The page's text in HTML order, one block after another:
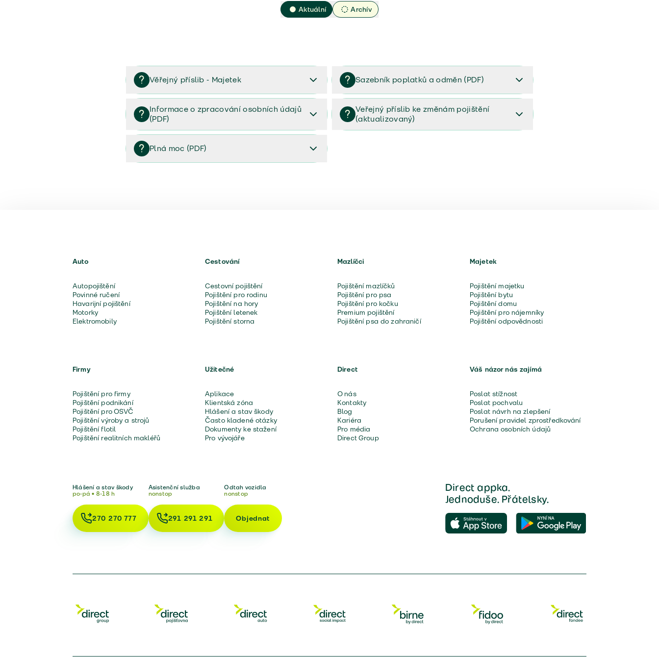
Aktuální Archív
Věřejný příslib - Majetek
Věřejný příslib majetek 2023
Sazebník poplatků a odměn (PDF)
Sazebník poplatků a odměn (PDF)
Informace o zpracování osobních údajů
(PDF)
Informace o zpracování osobních údajů (PDF)
Veřejný příslib ke změnám pojištění
(aktualizovaný)
Plná moc (PDF)
Auto
Autopojištění
Povinné ručení
Havarijní pojištění
Motorky
Elektromobily
Cestování
Cestovní pojištění
Pojištění pro rodinu
Pojištění na hory
Pojištění letenek
Pojištění storna
Mazlíčci
Pojištění mazlíčků
Pojištění pro psa
Pojištění pro kočku
Premium pojištění
Pojištění psa do zahraničí
Majetek
Pojištění majetku
Pojištění bytu
Pojištění domu
Pojištění pro nájemníky
Pojištění odpovědnosti
Firmy
Pojištění pro firmy
Pojištění podnikání
Pojištění pro OSVČ
Pojištění výroby a strojů
Pojištění flotil
Pojištění realitních makléřů
Užitečné
Aplikace
Klientská zóna
Hlášení a stav škody
Často kladené otázky
Dokumenty ke stažení
Pro vývojáře
Direct
O nás
Kontakty
Blog
Kariéra
Pro média
Direct Group
Váš názor nás zajímá
Poslat stížnost
Poslat pochvalu
Poslat návrh na zlepšení
Porušení pravidel zprostředkování
Ochrana osobních údajů
Hlášení a stav škody
po-pá • 8-18 h
270 270 777
Asistenční služba
nonstop
291 291 291
Odtah vozidla
nonstop
Objednat
Direct appka.
Jednoduše. Přátelsky.